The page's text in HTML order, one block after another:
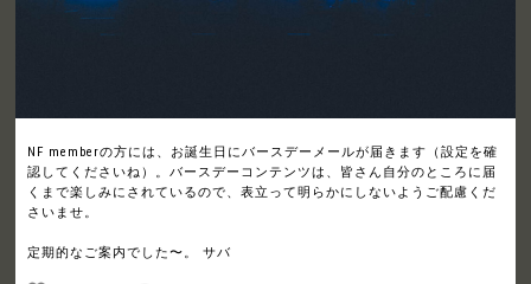
NF memberの方には、お誕生日にバースデーメールが届きます（設定を確
認してくださいね）。バースデーコンテンツは、皆さん自分のところに届
くまで楽しみにされているので、表立って明らかにしないようご配慮くだ
さいませ。
定期的なご案内でした〜。 サバ